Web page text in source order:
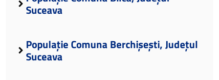
Suceava
Populație Comuna Berchișești, Județul
Suceava